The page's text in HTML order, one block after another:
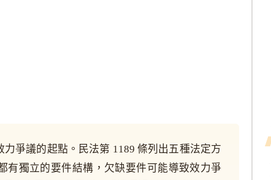
爭議的起點。民法第 1189 條列出五種法定方
獨立的要件結構，欠缺要件可能導致效力爭